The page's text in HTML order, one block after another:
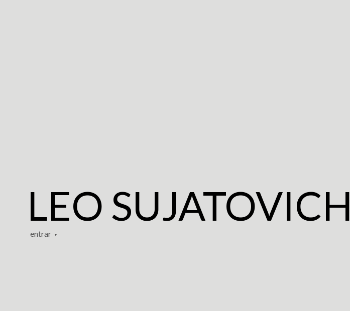
LEO SUJATOVICH
entrar